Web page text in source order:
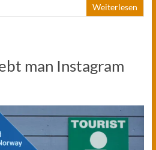
Weiterlesen
man Instagram